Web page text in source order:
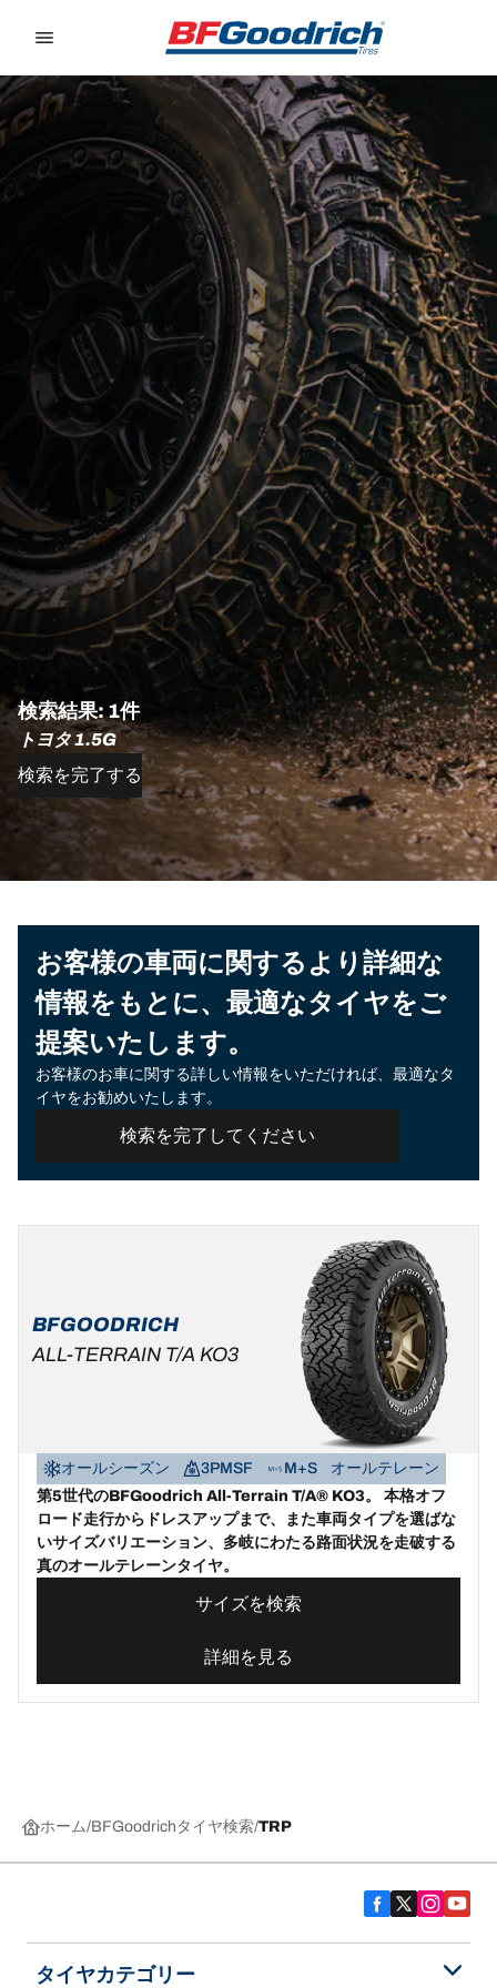
検索結果: 1件
トヨタ 1.5G
検索を完了する
お客様の車両に関するより詳細な
情報をもとに、最適なタイヤをご
提案いたします。
お客様のお車に関する詳しい情報をいただければ、最適なタ
イヤをお勧めいたします。
検索を完了してください
BFGOODRICH
ALL-TERRAIN T/A KO3
オールシーズン 3PMSF M+S
オールテレーン
第5世代のBFGoodrich All-Terrain T/A® KO3。 本格オフ
ロード走行からドレスアップまで、また車両タイプを選ばな
いサイズバリエーション、多岐にわたる路面状況を走破する
真のオールテレーンタイヤ。
サイズを検索
詳細を見る
ホーム BFGoodrichタイヤ検索 TRP
タイヤカテゴリー